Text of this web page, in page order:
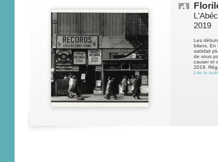
2019
Les
bilans. En
satisfait
de vous
causer et
2019.
Lire la